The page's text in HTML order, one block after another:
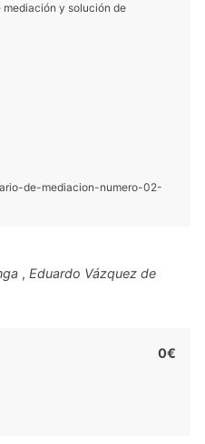
mediación y solución de
de-mediacion-numero-02-
, Eduardo Vázquez de
0€